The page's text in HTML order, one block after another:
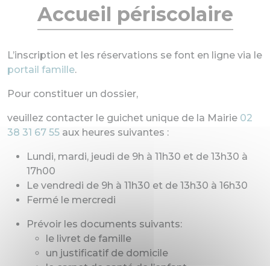
Accueil périscolaire
L’inscription et les réservations se font en ligne via le
portail famille.
Pour constituer un dossier,
veuillez contacter le guichet unique de la Mairie 02
38 31 67 55 aux heures suivantes :
Lundi, mardi, jeudi de 9h à 11h30 et de 13h30 à
17h00
Le vendredi de 9h à 11h30 et de 13h30 à 16h30
Fermé le mercredi
Prévoir les documents suivants:
le livret de famille
un justificatif de domicile